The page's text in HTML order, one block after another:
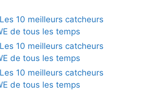
Les 10 meilleurs catcheurs
de tous les temps
Les 10 meilleurs catcheurs
de tous les temps
Les 10 meilleurs catcheurs
de tous les temps